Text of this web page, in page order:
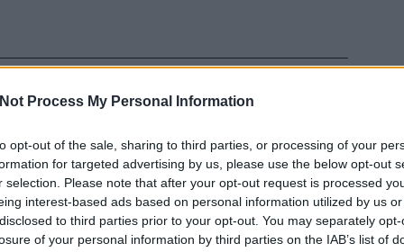
Process My Personal Information
opt-out of the sale, sharing to third parties, or processing of your
for targeted advertising by us, please use the below opt-out
selection. Please note that after your opt-out request is processed
interest-based ads based on personal information utilized by us
to third parties prior to your opt-out. You may separately
of your personal information by third parties on the IAB’s list of
AZ A38-
a Lángoló!
, ahol az eddigieknél jóval több tartalom vár!
EZT